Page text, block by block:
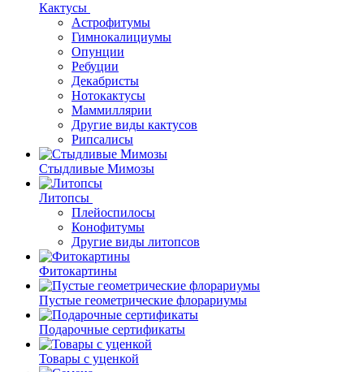
Кактусы
Астрофитумы
Гимнокалициумы
Опунции
Ребуции
Декабристы
Нотокактусы
Маммиллярии
Другие виды кактусов
Рипсалисы
Стыдливые Мимозы
Литопсы
Плейоспилосы
Конофитумы
Другие виды литопсов
Фитокартины
Пустые геометрические флорариумы
Подарочные сертификаты
Товары с уценкой